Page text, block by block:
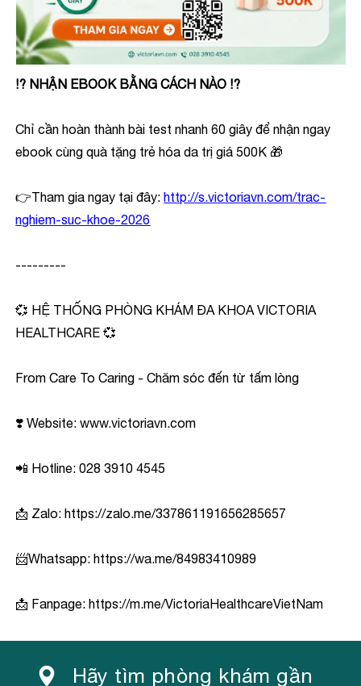
⁉️ NHẬN EBOOK BẰNG CÁCH NÀO ⁉️
Chỉ cần hoàn thành bài test nhanh 60 giây để nhận ngay
ebook cùng quà tặng trẻ hóa da trị giá 500K 🎁
👉Tham gia ngay tại đây: http://s.victoriavn.com/trac-
nghiem-suc-khoe-2026
---------
💞 HỆ THỐNG PHÒNG KHÁM ĐA KHOA VICTORIA
HEALTHCARE 💞
From Care To Caring - Chăm sóc đến từ tấm lòng
❣️ Website:www.victoriavn.com
📲 Hotline: 028 3910 4545
📩 Zalo: https://zalo.me/337861191656285657
📨Whatsapp: https://wa.me/84983410989
📩 Fanpage: https://m.me/VictoriaHealthcareVietNam
Hãy tìm phòng khám gần